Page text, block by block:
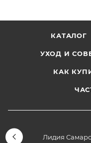
КАТАЛОГ
УХОД И
КАК
Лидия